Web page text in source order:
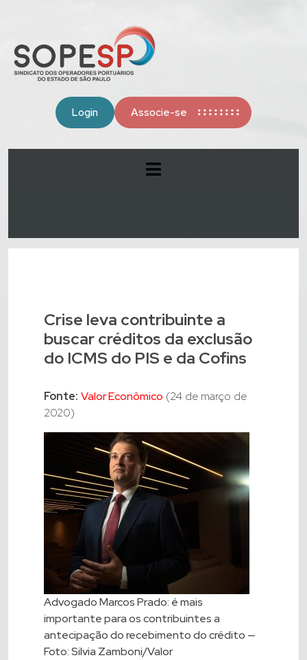
Login Associe-se
Crise leva contribuinte a
buscar créditos da exclusão
do ICMS do PIS e da Cofins
Fonte: Valor Econômico (24 de março de
2020)
Advogado Marcos Prado: é mais
importante para os contribuintes a
antecipação do recebimento do crédito —
Foto: Silvia Zamboni/Valor